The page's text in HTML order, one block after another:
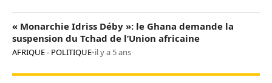
« Monarchie Idriss Déby »: le Ghana demande la
suspension du Tchad de l’Union africaine
AFRIQUE - POLITIQUE•il y a 5 ans